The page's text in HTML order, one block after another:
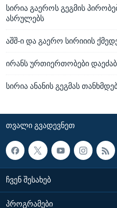
სირია გაეროს გეგმის
ასრულებს
აშშ-ი და გაერო სირიიის
ირანს ურთიერთობები
სირია ანანის გეგმას
ᲗᲕᲐᲚᲘ ᲒᲕᲐᲓᲔᲕᲜᲔᲗ
ᲩᲕᲔᲜ ᲨᲔᲡᲐᲮᲔᲑ
ᲞᲠᲝᲒᲠᲐᲛᲔᲑᲘ